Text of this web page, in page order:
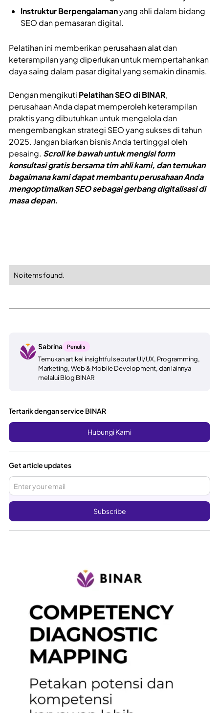
Instruktur Berpengalamanyang ahli dalam bidang
SEO dan pemasaran digital.
Pelatihan ini memberikan perusahaan alat dan
keterampilan yang diperlukan untuk mempertahankan
daya saing dalam pasar digital yang semakin dinamis.
Dengan mengikuti Pelatihan SEO di BINAR,
perusahaan Anda dapat memperoleh keterampilan
praktis yang dibutuhkan untuk mengelola dan
mengembangkan strategi SEO yang sukses di tahun
2025. Jangan biarkan bisnis Anda tertinggal oleh
pesaing. Scroll ke bawah untuk mengisi form
konsultasi gratis bersama tim ahli kami, dan temukan
bagaimana kami dapat membantu perusahaan Anda
mengoptimalkan SEO sebagai gerbang digitalisasi di
masa depan.
No items found.
Sabrina Penulis
Temukan artikel insightful seputar UI/UX, Programming,
Marketing, Web & Mobile Development, dan lainnya
melalui Blog BINAR
Tertarik dengan service BINAR
Hubungi Kami
Get article updates